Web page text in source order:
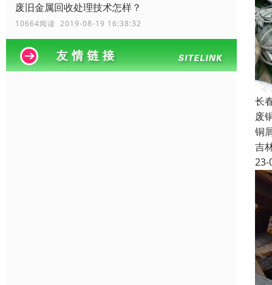
废旧金属回收处理技术怎样？
10664阅读 2019-08-19 16:38:32
长
废
铜
吉
23-